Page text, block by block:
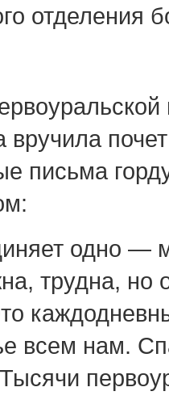
отделения
вручила
письма
одно —
трудна, но
всем нам.